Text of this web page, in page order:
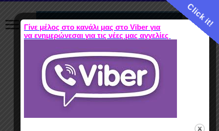
Click it!
Γίνε μέλος στο κανάλι μας στο Viber για
να ενημερώνεσαι για τις νέες μας αγγελίες